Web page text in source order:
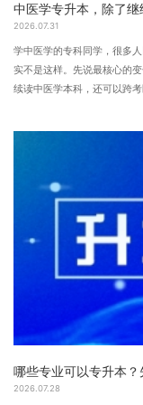
中医学专升本，除了
2026.07.31
学中医学的专科同学，很多
实不是这样。先说最核心的
续读中医学本科，还可以跨考
哪些专业可以专升本？
2026.07.28